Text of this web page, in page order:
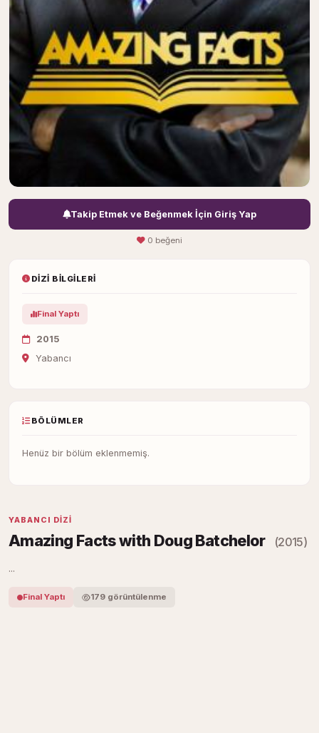
Takip Etmek ve Beğenmek İçin Giriş Yap
0 beğeni
DIZI BILGILERI
Final Yaptı
2015
Yabancı
BÖLÜMLER
Henüz bir bölüm eklenmemiş.
YABANCI DIZI
Amazing Facts with Doug Batchelor (2015)
...
Final Yaptı 179 görüntülenme